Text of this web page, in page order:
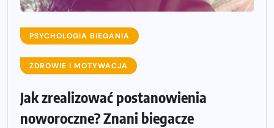
PSYCHOLOGIA BIEGANIA
ZDROWIE I MOTYWACJA
Jak zrealizować postanowienia
noworoczne? Znani biegacze